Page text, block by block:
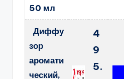
50 мл
Диффу
зор
аромати
ческий,
4
9
5.